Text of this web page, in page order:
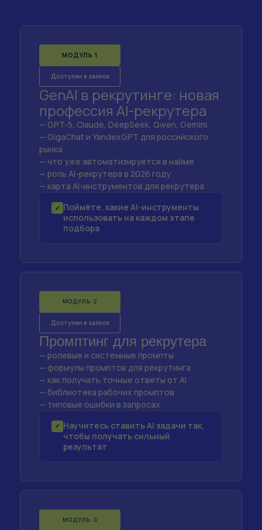
МОДУЛЬ 1
Доступен в записи
GenAI в рекрутинге: новая
профессия AI-рекрутера
— GPT-5, Claude, DeepSeek, Qwen, Gemini
— GigaChat и YandexGPT для российского
рынка
— что уже автоматизируется в найме
— роль AI-рекрутера в 2026 году
— карта AI-инструментов для рекрутера
✓ Поймёте, какие AI-инструменты
использовать на каждом этапе
подбора
МОДУЛЬ 2
Доступен в записи
Промптинг для рекрутера
— ролевые и системные промпты
— формулы промптов для рекрутинга
— как получать точные ответы от AI
— библиотека рабочих промптов
— типовые ошибки в запросах
✓
Научитесь ставить AI задачи так,
чтобы получать сильный
результат
МОДУЛЬ 3